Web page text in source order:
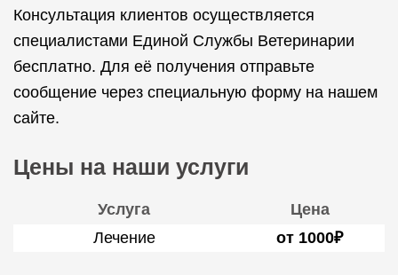
Консультация клиентов осуществляется
специалистами Единой Службы Ветеринарии
бесплатно. Для её получения отправьте
сообщение через специальную форму на нашем
сайте.
Цены на наши услуги
Услуга
Цена
Лечение
от 1000₽